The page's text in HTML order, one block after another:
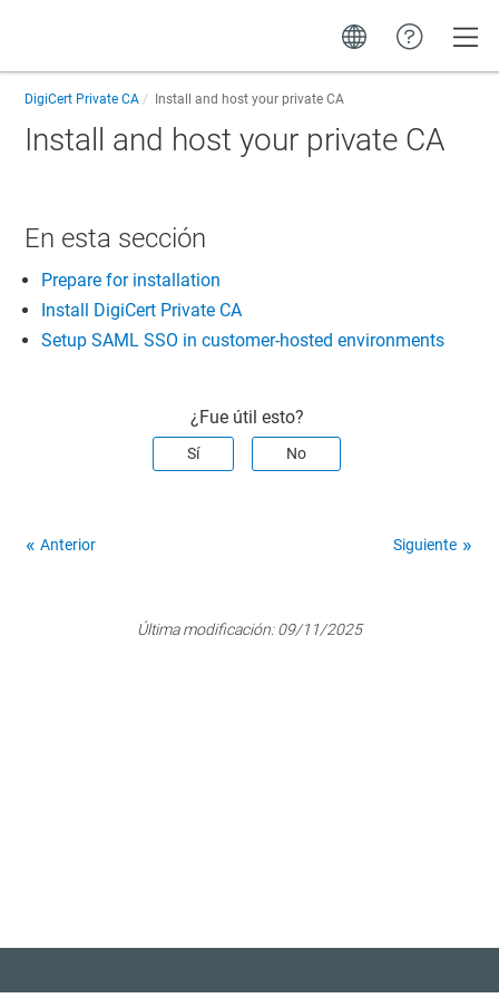
DigiCert Private CA Install and host your private CA
Install and host your private CA
En esta sección
Prepare for installation
Install DigiCert Private CA
Setup SAML SSO in customer-hosted environments
¿Fue útil esto?
Sí No
Anterior Siguiente
Última modificación:09/11/2025